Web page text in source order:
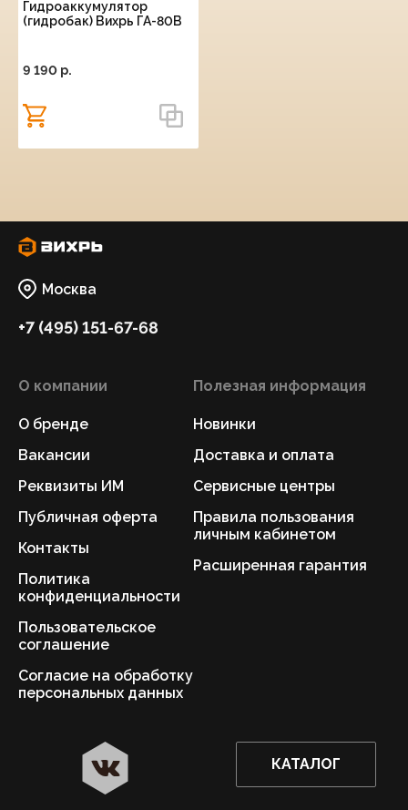
Гидроаккумулятор
(гидробак) Вихрь ГА-80В
9 190 p.
Москва
+7 (495) 151-67-68
О компании
О бренде
Вакансии
Реквизиты ИМ
Публичная оферта
Контакты
Политика
конфиденциальности
Пользовательское
соглашение
Согласие на обработку
персональных данных
Полезная информация
Новинки
Доставка и оплата
Сервисные центры
Правила пользования
личным кабинетом
Расширенная гарантия
КАТАЛОГ